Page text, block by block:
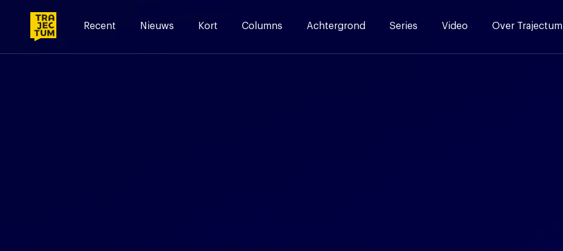
Recent Nieuws Kort Columns Achtergrond Series Video Over Trajectum